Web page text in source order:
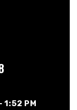
1:52 PM